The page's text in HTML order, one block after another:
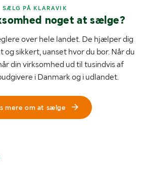
SÆLG PÅ KLARAVIK
noget at sælge?
over hele landet. De hjælper dig
sikkert, uanset hvor du bor. Når du
din virksomhed ud til tusindvis af
i Danmark og i udlandet.
mere om at sælge